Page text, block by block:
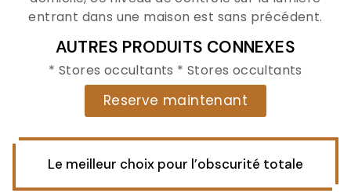
entrant dans une maison est sans précédent.
AUTRES PRODUITS CONNEXES
* Stores occultants * Stores occultants
Reserve maintenant
Le meilleur choix pour l’obscurité totale